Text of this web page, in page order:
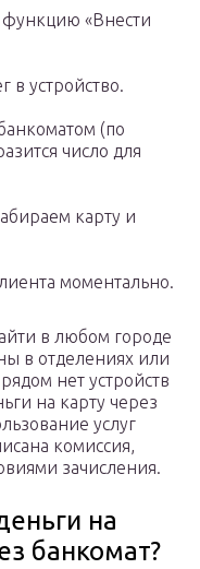
«Внести
в устройство.
(по
число для
карту и
моментально.
в любом городе
в отделениях или
нет устройств
на карту через
услуг
комиссия,
зачисления.
на
банкомат?